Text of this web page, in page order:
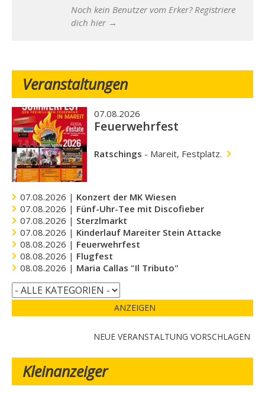
Noch kein Benutzer vom Erker? Registriere
dich hier →
Veranstaltungen
07.08.2026
Feuerwehrfest
Ratschings - Mareit, Festplatz.
07.08.2026 | Konzert der MK Wiesen
07.08.2026 | Fünf-Uhr-Tee mit Discofieber
07.08.2026 | Sterzlmarkt
07.08.2026 | Kinderlauf Mareiter Stein Attacke
08.08.2026 | Feuerwehrfest
08.08.2026 | Flugfest
08.08.2026 | Maria Callas "Il Tributo"
ANZEIGEN
NEUE VERANSTALTUNG VORSCHLAGEN
Kleinanzeiger